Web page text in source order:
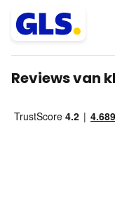
Reviews van